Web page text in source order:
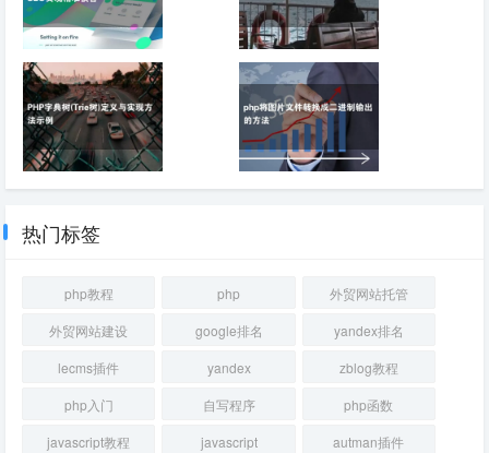
外贸企业如何通过
Google Ads和SEO
实现精准获客
详解PHP序列化反
序列化的方法
热门标签
php教程 php
外贸网站托管
外贸网站建设
google排名
yandex排名
lecms插件
yandex
zblog教程
php入门
自写程序
php函数
javascript教程
javascript
autman插件